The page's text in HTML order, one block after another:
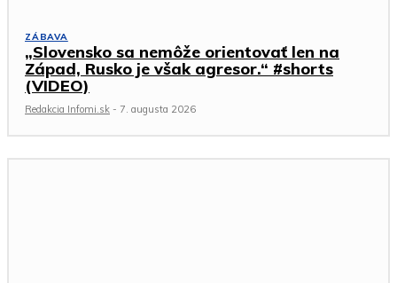
ZÁBAVA
„Slovensko sa nemôže orientovať len na
Západ, Rusko je však agresor.“ #shorts
(VIDEO)
Redakcia Infomi.sk - 7. augusta 2026